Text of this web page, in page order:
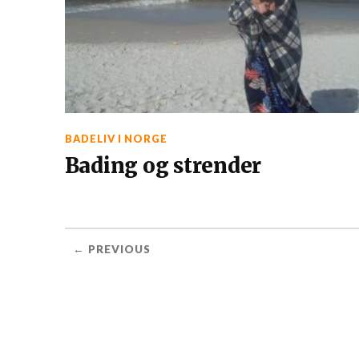
BADELIV I NORGE
Bading og strender
← PREVIOUS